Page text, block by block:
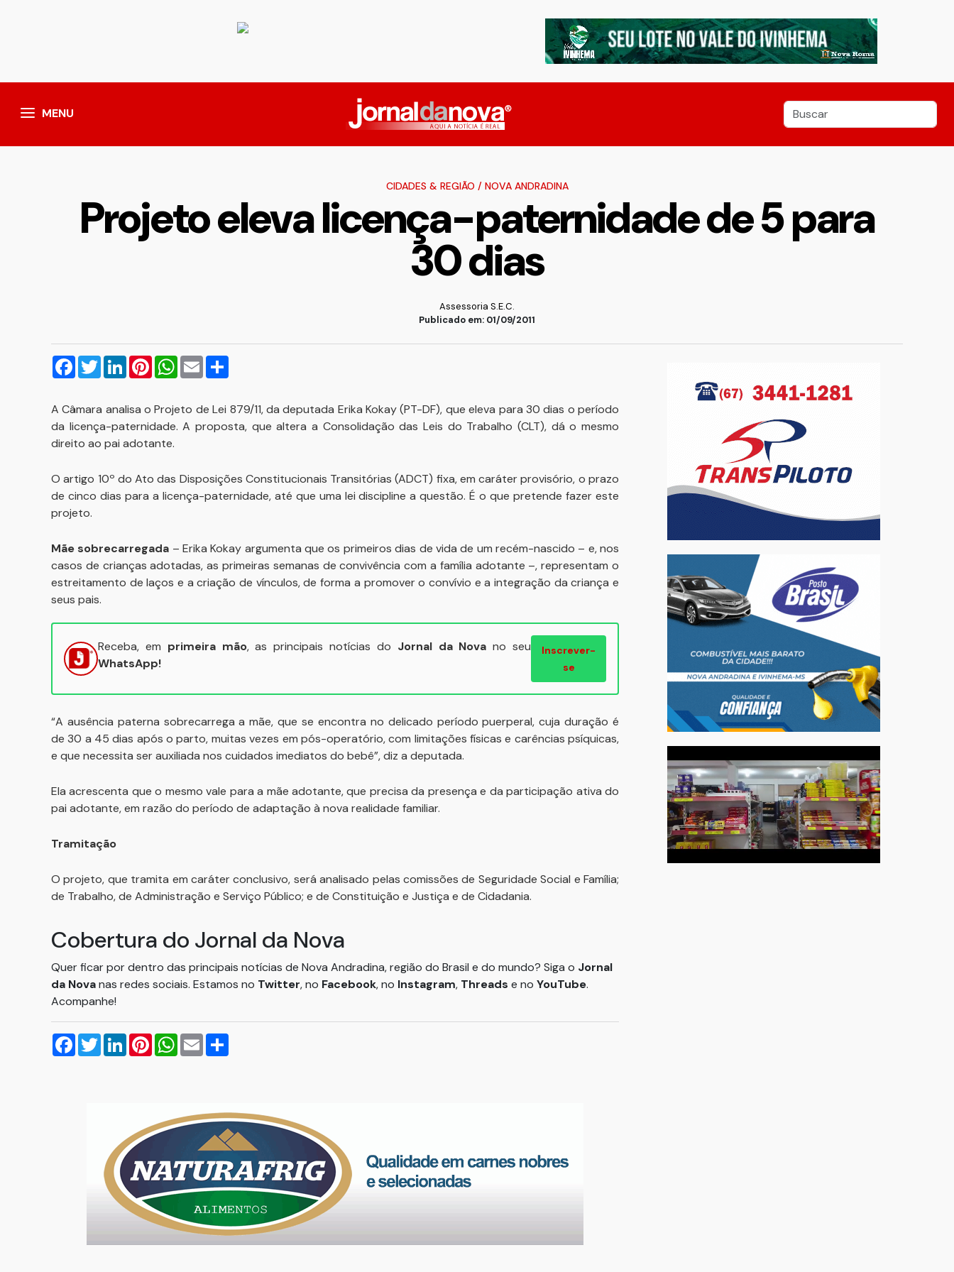
MENU
CIDADES & REGIÃO / NOVA ANDRADINA
Projeto eleva licença-paternidade de 5 para
30 dias
Assessoria S.E.C.
Publicado em: 01/09/2011
Facebook
TwitterLinkedInPinterestWhatsApp
Email
A Câmara analisa o Projeto de Lei 879/11, da deputada Erika Kokay (PT-DF), que eleva para 30 dias o período
da licença-paternidade. A proposta, que altera a Consolidação das Leis do Trabalho (CLT), dá o mesmo
direito ao pai adotante.
O artigo 10º do Ato das Disposições Constitucionais Transitórias (ADCT) fixa, em caráter provisório, o prazo
de cinco dias para a licença-paternidade, até que uma lei discipline a questão. É o que pretende fazer este
projeto.
Mãe sobrecarregada – Erika Kokay argumenta que os primeiros dias de vida de um recém-nascido – e, nos
casos de crianças adotadas, as primeiras semanas de convivência com a família adotante –, representam o
estreitamento de laços e a criação de vínculos, de forma a promover o convívio e a integração da criança e
seus pais.
Receba, em primeira mão, as principais notícias do Jornal da Nova no seu
WhatsApp!
Inscrever-
se
“A ausência paterna sobrecarrega a mãe, que se encontra no delicado período puerperal, cuja duração é
de 30 a 45 dias após o parto, muitas vezes em pós-operatório, com limitações físicas e carências psíquicas,
e que necessita ser auxiliada nos cuidados imediatos do bebê”, diz a deputada.
Ela acrescenta que o mesmo vale para a mãe adotante, que precisa da presença e da participação ativa do
pai adotante, em razão do período de adaptação à nova realidade familiar.
Tramitação
O projeto, que tramita em caráter conclusivo, será analisado pelas comissões de Seguridade Social e Família;
de Trabalho, de Administração e Serviço Público; e de Constituição e Justiça e de Cidadania.
Cobertura do Jornal da Nova
Quer ficar por dentro das principais notícias de Nova Andradina, região do Brasil e do mundo? Siga o Jornal
da Novanas redes sociais. Estamos no Twitter, no Facebook, no Instagram, Threads e no YouTube.
Acompanhe!
Facebook
TwitterLinkedInPinterestWhatsApp
Email